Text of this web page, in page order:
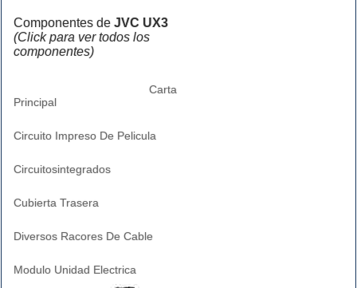
Componentes de JVC UX3
(Click para ver todos los
componentes)
Carta
Principal
Circuito Impreso De Pelicula
Circuitosintegrados
Cubierta Trasera
Diversos Racores De Cable
Modulo Unidad Electrica